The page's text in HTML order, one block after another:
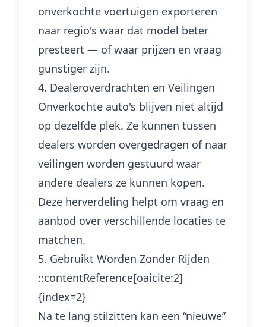
onverkochte voertuigen exporteren
naar regio's waar dat model beter
presteert — of waar prijzen en vraag
gunstiger zijn.
4. Dealeroverdrachten en Veilingen
Onverkochte auto's blijven niet altijd
op dezelfde plek. Ze kunnen tussen
dealers worden overgedragen of naar
veilingen worden gestuurd waar
andere dealers ze kunnen kopen.
Deze herverdeling helpt om vraag en
aanbod over verschillende locaties te
matchen.
5. Gebruikt Worden Zonder Rijden
::contentReference[oaicite:2]
{index=2}
Na te lang stilzitten kan een “nieuwe”